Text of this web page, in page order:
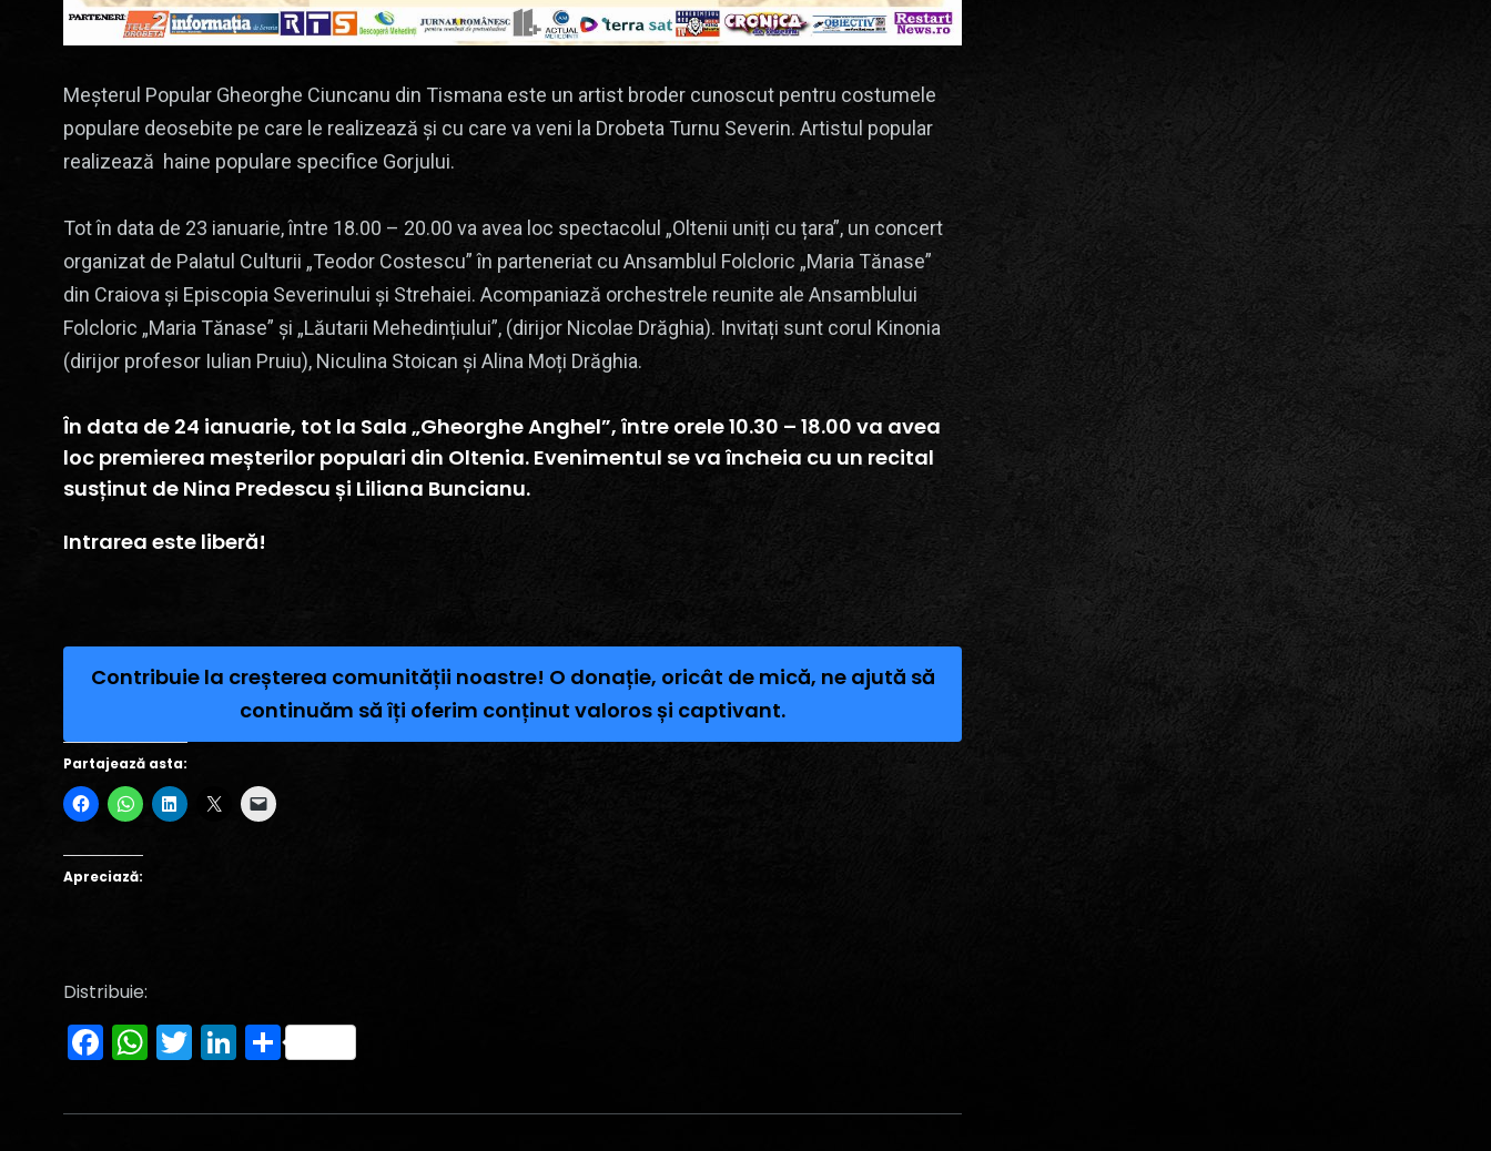
Meșterul Popular Gheorghe Ciuncanu din Tismana este un artist broder cunoscut pentru costumele
populare deosebite pe care le realizează și cu care va veni la Drobeta Turnu Severin. Artistul popular
realizează haine populare specifice Gorjului.
Tot în data de 23 ianuarie, între 18.00 – 20.00 va avea loc spectacolul „Oltenii uniți cu țara”, un concert
organizat de Palatul Culturii „Teodor Costescu” în parteneriat cu Ansamblul Folcloric „Maria Tănase”
din Craiova și Episcopia Severinului și Strehaiei. Acompaniază orchestrele reunite ale Ansamblului
Folcloric „Maria Tănase” și „Lăutarii Mehedințiului”, (dirijor Nicolae Drăghia). Invitați sunt corul Kinonia
(dirijor profesor Iulian Pruiu), Niculina Stoican și Alina Moți Drăghia.
În data de 24 ianuarie, tot la Sala „Gheorghe Anghel”, între orele 10.30 – 18.00 va avea
loc premierea meșterilor populari din Oltenia. Evenimentul se va încheia cu un recital
susținut de Nina Predescu și Liliana Buncianu.
Intrarea este liberă!
Contribuie la creșterea comunității noastre! O donație, oricât de mică, ne ajută să
continuăm să îți oferim conținut valoros și captivant.
Partajează asta:
Apreciază:
Distribuie:
Facebook
WhatsApp
Twitter
LinkedIn
Partajează